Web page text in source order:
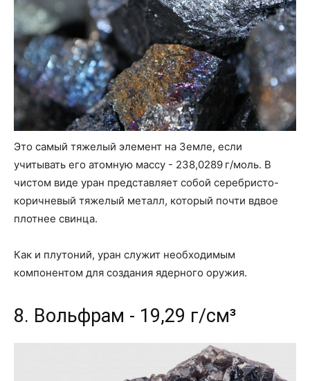
Это самый тяжелый элемент на Земле, если
учитывать его атомную массу - 238,0289 г/моль. В
чистом виде уран представляет собой серебристо-
коричневый тяжелый металл, который почти вдвое
плотнее свинца.
Как и плутоний, уран служит необходимым
компонентом для создания ядерного оружия.
8. Вольфрам - 19,29 г/см³